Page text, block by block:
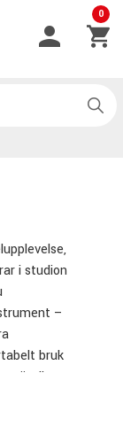
0
i studion
–
bruk
gör din